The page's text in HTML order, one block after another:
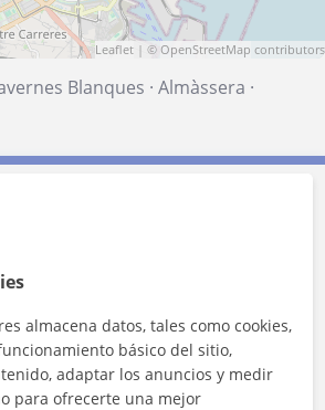
Leaflet | © OpenStreetMap contributors
Blanques · Almàssera ·
almacena datos, tales como cookies,
básico del sitio,
adaptar los anuncios y medir
para ofrecerte una mejor